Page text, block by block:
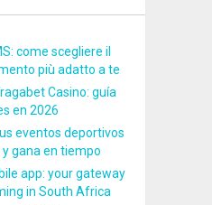
come scegliere il
più adatto a te
Casino: guía
en 2026
eventos deportivos
gana en tiempo
app: your gateway
in South Africa